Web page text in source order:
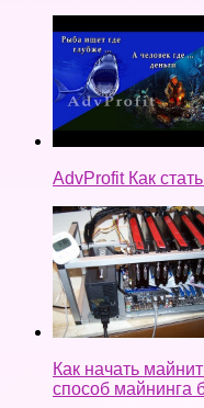
AdvProfit Как
Как начать
способ майнинга